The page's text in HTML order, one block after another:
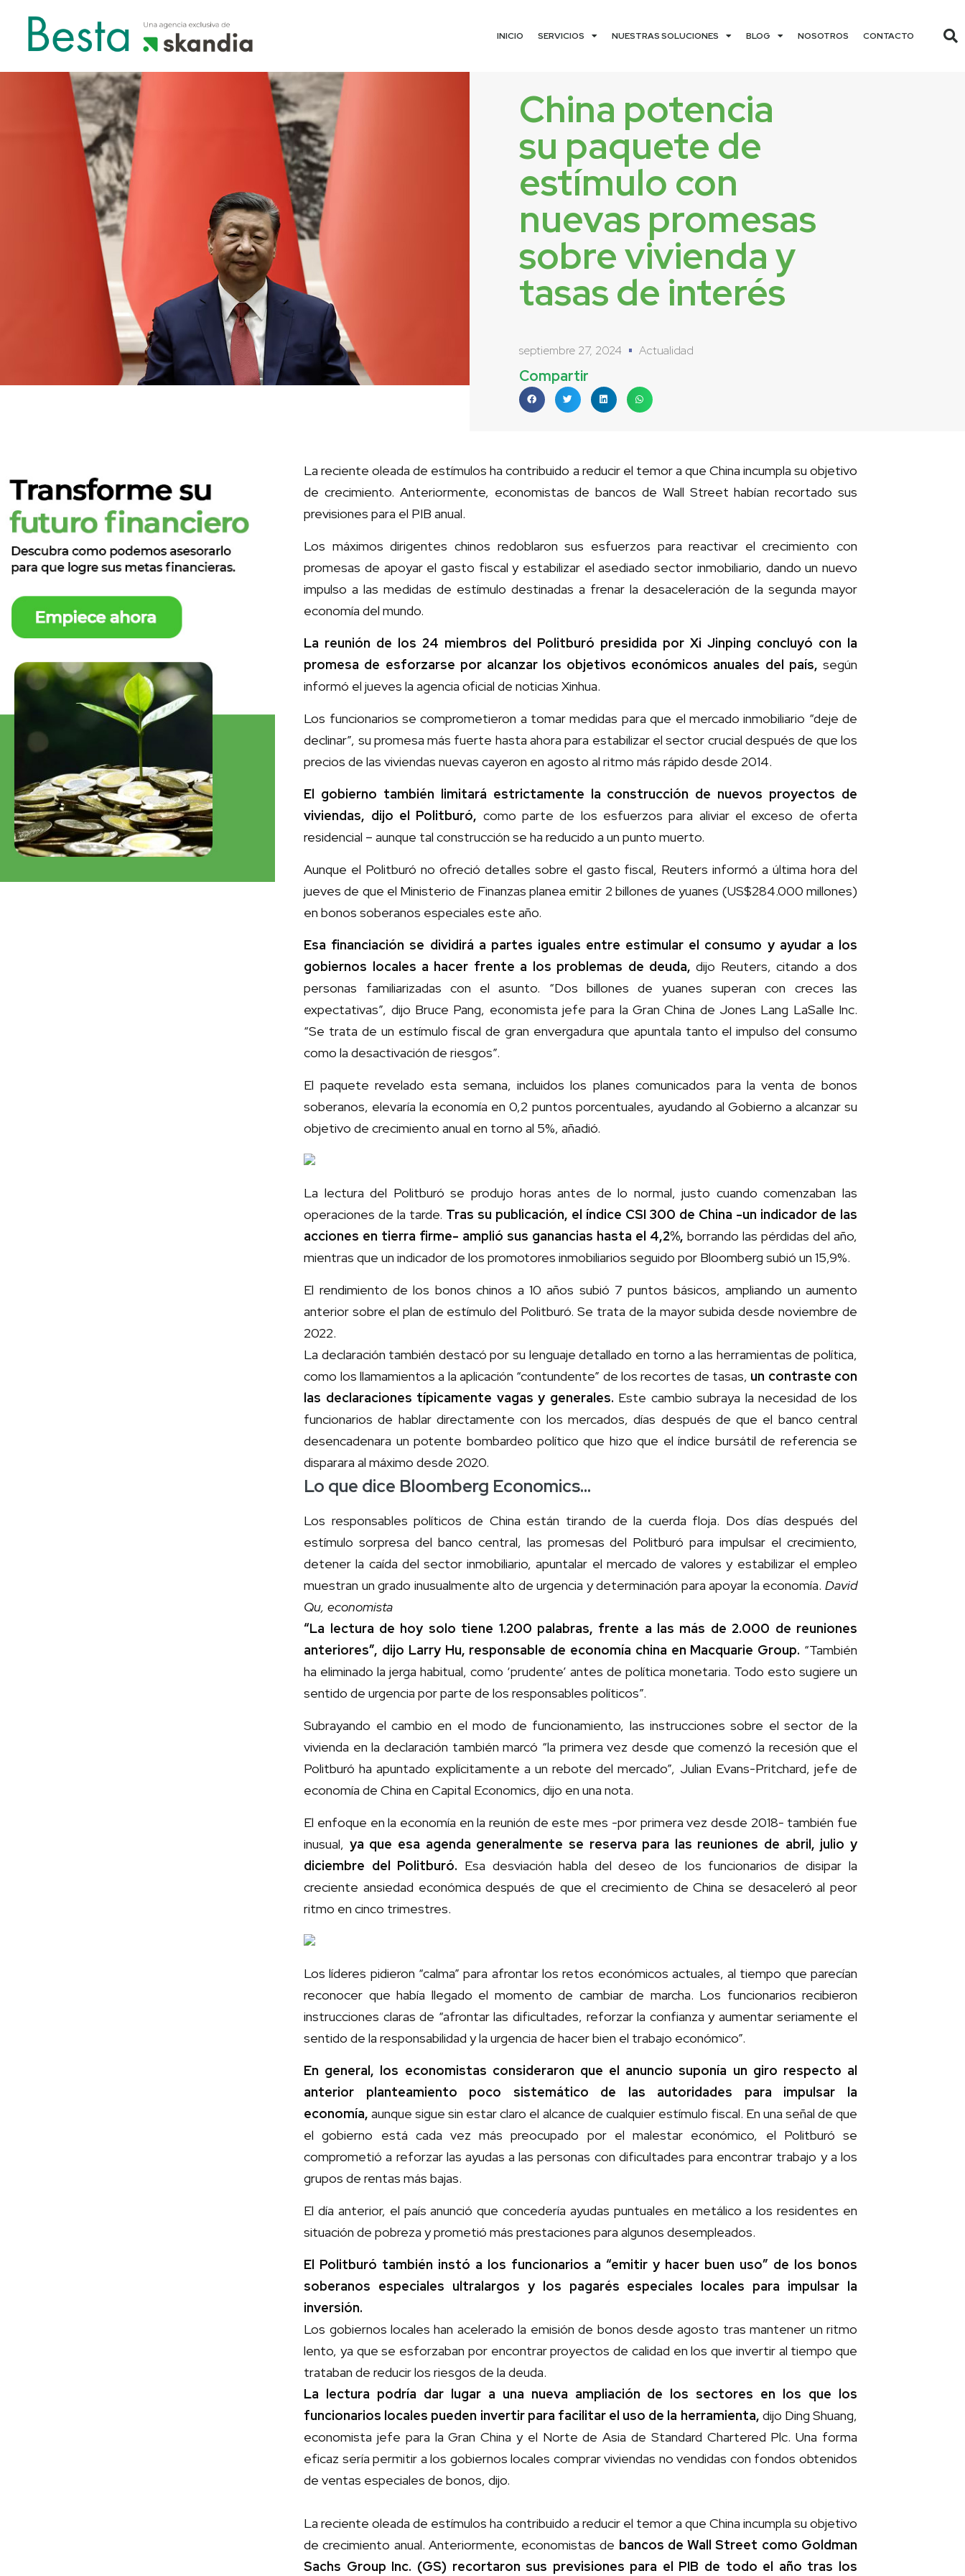
INICIO SERVICIOS NUESTRAS SOLUCIONES BLOG NOSOTROS CONTACTO
China potencia
su paquete de
estímulo con
nuevas promesas
sobre vivienda y
tasas de interés
septiembre 27, 2024 Actualidad
Compartir
La reciente oleada de estímulos ha contribuido a reducir el temor a que China incumpla su objetivo
de crecimiento. Anteriormente, economistas de bancos de Wall Street habían recortado sus
previsiones para el PIB anual.
Los máximos dirigentes chinos redoblaron sus esfuerzos para reactivar el crecimiento con
promesas de apoyar el gasto fiscal y estabilizar el asediado sector inmobiliario, dando un nuevo
impulso a las medidas de estímulo destinadas a frenar la desaceleración de la segunda mayor
economía del mundo.
La reunión de los 24 miembros del Politburó presidida por Xi Jinping concluyó con la
promesa de esforzarse por alcanzar los objetivos económicos anuales del país, según
informó el jueves la agencia oficial de noticias Xinhua.
Los funcionarios se comprometieron a tomar medidas para que el mercado inmobiliario “deje de
declinar”, su promesa más fuerte hasta ahora para estabilizar el sector crucial después de que los
precios de las viviendas nuevas cayeron en agosto al ritmo más rápido desde 2014.
El gobierno también limitará estrictamente la construcción de nuevos proyectos de
viviendas, dijo el Politburó, como parte de los esfuerzos para aliviar el exceso de oferta
residencial – aunque tal construcción se ha reducido a un punto muerto.
Aunque el Politburó no ofreció detalles sobre el gasto fiscal, Reuters informó a última hora del
jueves de que el Ministerio de Finanzas planea emitir 2 billones de yuanes (US$284.000 millones)
en bonos soberanos especiales este año.
Esa financiación se dividirá a partes iguales entre estimular el consumo y ayudar a los
gobiernos locales a hacer frente a los problemas de deuda,dijo Reuters, citando a dos
personas familiarizadas con el asunto. “Dos billones de yuanes superan con creces las
expectativas”, dijo Bruce Pang, economista jefe para la Gran China de Jones Lang LaSalle Inc.
“Se trata de un estímulo fiscal de gran envergadura que apuntala tanto el impulso del consumo
como la desactivación de riesgos”.
El paquete revelado esta semana, incluidos los planes comunicados para la venta de bonos
soberanos, elevaría la economía en 0,2 puntos porcentuales, ayudando al Gobierno a alcanzar su
objetivo de crecimiento anual en torno al 5%, añadió.
La lectura del Politburó se produjo horas antes de lo normal, justo cuando comenzaban las
operaciones de la tarde. Tras su publicación, el índice CSI 300 de China -un indicador de las
acciones en tierra firme- amplió sus ganancias hasta el 4,2%,borrando las pérdidas del año,
mientras que un indicador de los promotores inmobiliarios seguido por Bloomberg subió un 15,9%.
El rendimiento de los bonos chinos a 10 años subió 7 puntos básicos, ampliando un aumento
anterior sobre el plan de estímulo del Politburó. Se trata de la mayor subida desde noviembre de
2022.
La declaración también destacó por su lenguaje detallado en torno a las herramientas de política,
como los llamamientos a la aplicación “contundente” de los recortes de tasas, un contraste con
las declaraciones típicamente vagas y generales. Este cambio subraya la necesidad de los
funcionarios de hablar directamente con los mercados, días después de que el banco central
desencadenara un potente bombardeo político que hizo que el índice bursátil de referencia se
disparara al máximo desde 2020.
Lo que dice Bloomberg Economics…
Los responsables políticos de China están tirando de la cuerda floja. Dos días después del
estímulo sorpresa del banco central, las promesas del Politburó para impulsar el crecimiento,
detener la caída del sector inmobiliario, apuntalar el mercado de valores y estabilizar el empleo
muestran un grado inusualmente alto de urgencia y determinación para apoyar la economía. David
Qu, economista
“La lectura de hoy solo tiene 1.200 palabras, frente a las más de 2.000 de reuniones
anteriores”, dijo Larry Hu, responsable de economía china en Macquarie Group. “También
ha eliminado la jerga habitual, como ‘prudente’ antes de política monetaria. Todo esto sugiere un
sentido de urgencia por parte de los responsables políticos”.
Subrayando el cambio en el modo de funcionamiento, las instrucciones sobre el sector de la
vivienda en la declaración también marcó “la primera vez desde que comenzó la recesión que el
Politburó ha apuntado explícitamente a un rebote del mercado”, Julian Evans-Pritchard, jefe de
economía de China en Capital Economics, dijo en una nota.
El enfoque en la economía en la reunión de este mes -por primera vez desde 2018- también fue
inusual, ya que esa agenda generalmente se reserva para las reuniones de abril, julio y
diciembre del Politburó. Esa desviación habla del deseo de los funcionarios de disipar la
creciente ansiedad económica después de que el crecimiento de China se desaceleró al peor
ritmo en cinco trimestres.
Los líderes pidieron “calma” para afrontar los retos económicos actuales, al tiempo que parecían
reconocer que había llegado el momento de cambiar de marcha. Los funcionarios recibieron
instrucciones claras de “afrontar las dificultades, reforzar la confianza y aumentar seriamente el
sentido de la responsabilidad y la urgencia de hacer bien el trabajo económico”.
En general, los economistas consideraron que el anuncio suponía un giro respecto al
anterior planteamiento poco sistemático de las autoridades para impulsar la
economía, aunque sigue sin estar claro el alcance de cualquier estímulo fiscal. En una señal de que
el gobierno está cada vez más preocupado por el malestar económico, el Politburó se
comprometió a reforzar las ayudas a las personas con dificultades para encontrar trabajo y a los
grupos de rentas más bajas.
El día anterior, el país anunció que concedería ayudas puntuales en metálico a los residentes en
situación de pobreza y prometió más prestaciones para algunos desempleados.
El Politburó también instó a los funcionarios a “emitir y hacer buen uso” de los bonos
soberanos especiales ultralargos y los pagarés especiales locales para impulsar la
inversión.
Los gobiernos locales han acelerado la emisión de bonos desde agosto tras mantener un ritmo
lento, ya que se esforzaban por encontrar proyectos de calidad en los que invertir al tiempo que
trataban de reducir los riesgos de la deuda.
La lectura podría dar lugar a una nueva ampliación de los sectores en los que los
funcionarios locales pueden invertir para facilitar el uso de la herramienta, dijo Ding Shuang,
economista jefe para la Gran China y el Norte de Asia de Standard Chartered Plc. Una forma
eficaz sería permitir a los gobiernos locales comprar viviendas no vendidas con fondos obtenidos
de ventas especiales de bonos, dijo.
La reciente oleada de estímulos ha contribuido a reducir el temor a que China incumpla su objetivo
de crecimiento anual. Anteriormente, economistas de bancos de Wall Street como Goldman
Sachs Group Inc. (GS) recortaron sus previsiones para el PIB de todo el año tras los